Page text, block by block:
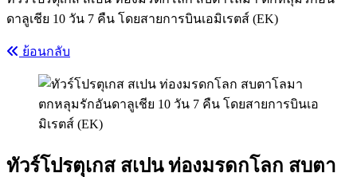
ดาลูเชีย 10 วัน 7 คืน โดยสายการบินเอมิเรตส์ (EK)
ย้อนกลับ
ทัวร์โปรตุเกส สเปน ท่องมรดกโลก สบตา